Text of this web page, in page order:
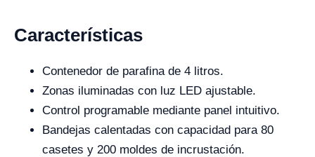
Características
Contenedor de parafina de 4 litros.
Zonas iluminadas con luz LED ajustable.
Control programable mediante panel intuitivo.
Bandejas calentadas con capacidad para 80
casetes y 200 moldes de incrustación.